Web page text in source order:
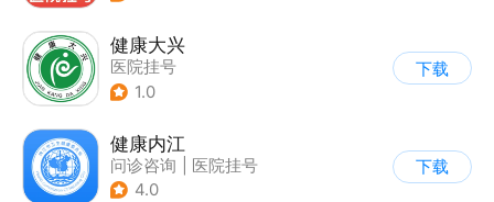
健康大兴
医院挂号
1.0
下载
健康内江
问诊咨询
医院挂号
4.0
下载